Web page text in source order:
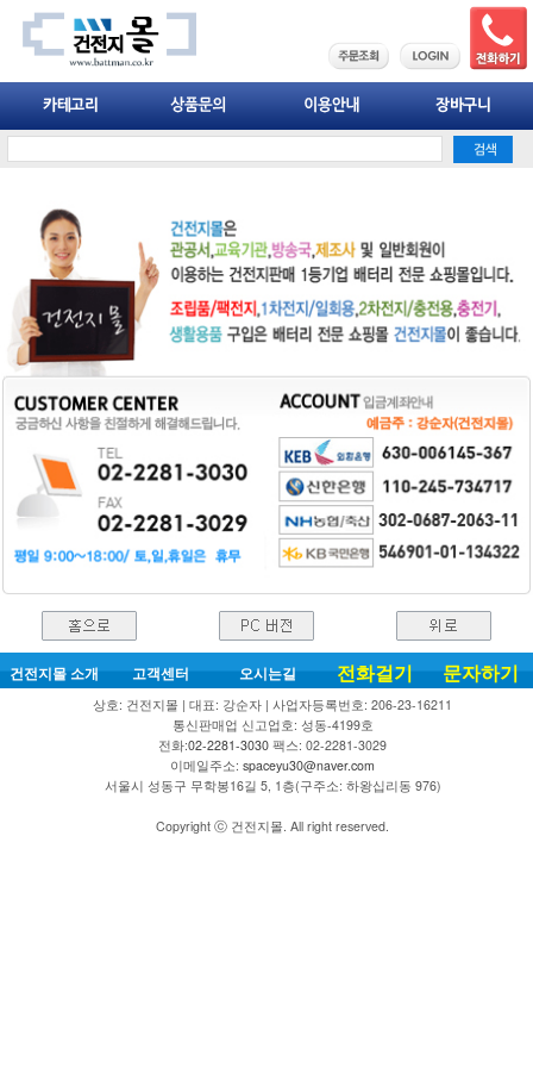
건전지몰 소개 고객센터 오시는길 전화걸기 문자하기
상호: 건전지몰 | 대표: 강순자 | 사업자등록번호: 206-23-16211
통신판매업 신고업호: 성동-4199호
전화:02-2281-3030 팩스: 02-2281-3029
이메일주소: spaceyu30@naver.com
서울시 성동구 무학봉16길 5, 1층(구주소: 하왕십리동 976)
Copyright ⓒ 건전지몰. All right reserved.